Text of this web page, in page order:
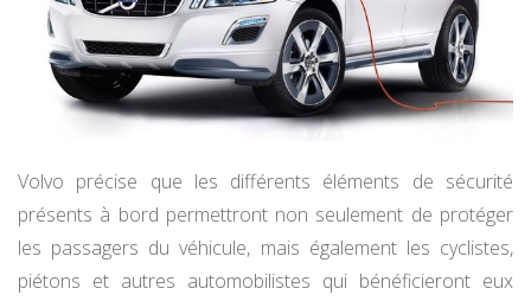
Volvo précise que les différents éléments de sécurité
présents à bord permettront non seulement de protéger
les passagers du véhicule, mais également les cyclistes,
piétons et autres automobilistes qui bénéficieront eux